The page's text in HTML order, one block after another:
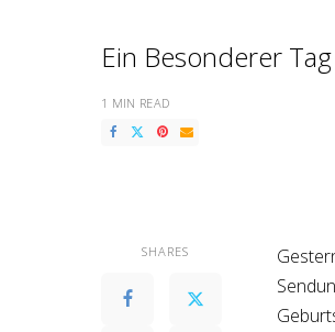
Ein Besonderer
1 MIN READ
SHARES